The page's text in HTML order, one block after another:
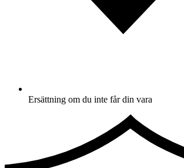
Ersättning om du inte får din vara